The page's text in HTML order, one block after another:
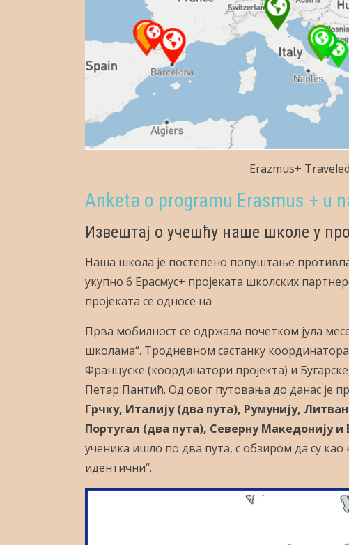
Erazmus+
Anketa o programu Erasmus + u
Извештај о учешћу наше школе у
Наша школа је постепено попуштање
укупно 6 Ерасмус+ пројеката школских
пројеката се односе на
Прва мобилност се одржала почетком јула
школама“. Тродневном састанку
Француске (координатори пројекта) и
Петар Пантић. Од овог путовања до данас је
Грчку, Италију (два пута), Румунију,
Португал (два пута), Северну Македонију и
ученика ишло по два пута, с обзиром да су
идентични“.